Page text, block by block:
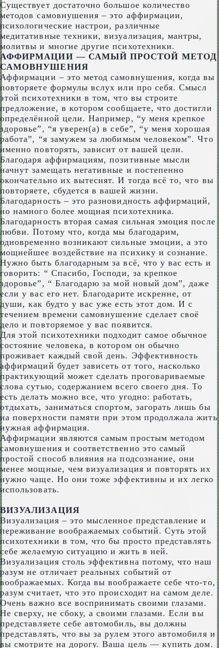
Существует достаточно большое количество
методов самовнушения – это аффирмации,
психологические настрои, различные
медитативные техники, визуализация, мантры,
молитвы и многие другие психотехники.
АФФИРМАЦИИ — САМЫЙ ПРОСТОЙ МЕТОД
САМОВНУШЕНИЯ
Аффирмации – это метод самовнушения, когда вы
повторяете формулы вслух или про себя. Смысл
этой психотехники в том, что вы строите
предложение, в котором сообщаете, что достигли
определённой цели. Например, “у меня крепкое
здоровье”, “я уверен(а) в себе”, “у меня хорошая
работа”, “я замужем за любимым человеком”. Что
именно повторять, зависит от вашей цели.
Благодаря аффирмациям, позитивные мысли
начнут замещать негативные и постепенно
окончательно их вытеснят. И тогда всё то, что вы
повторяете, сбудется в вашей жизни.
Благодарность – это разновидность аффирмаций,
но намного более мощная психотехника.
Благодарность вторая самая сильная эмоция после
любви. Потому что, когда мы благодарим,
одновременно возникают сильные эмоции, а это
мощнейшее воздействие на психику и сознание.
Нужно быть благодарным за всё, что у вас есть и
говорить: “ Спасибо, Господи, за крепкое
здоровье”, “ Благодарю за мой новый дом”, даже
если у вас его нет. Благодарите искренне, от
души, как будто у вас уже есть этот дом. И с
течением времени самовнушение сделает своё
дело и повторяемое у вас появится.
Для этой психотехники подходит самое обычное
состояние человека, в котором он обычно
проживает каждый свой день. Эффективность
аффирмаций будет зависеть от того, насколько
практикующий может сделать проговариваемые
слова сутью, содержанием всего своего дня. То
есть делать можно все, что угодно: работать,
отдыхать, заниматься спортом, загорать лишь бы
на поверхности памяти при этом продолжала жить
нужная аффирмация.
Аффирмации являются самым простым методом
самовнушения и соответственно это самый
простой способ влияния на подсознание, они
менее мощные, чем визуализация и повторять их
нужно чаще. Но они тоже эффективны и их легко
использовать.
ВИЗУАЛИЗАЦИЯ
Визуализация – это мысленное представление и
переживание воображаемых событий. Суть этой
психотехники в том, что бы просто представлять
себе желаемую ситуацию и жить в ней.
Визуализация столь эффективна потому, что наш
разум не отличает реальных событий от
воображаемых. Когда вы воображаете себе что-то,
разум считает, что это происходит на самом деле.
Очень важно все воспринимать своими глазами.
Не сверху, не сбоку, а своими глазами. Если вы
представляете себе автомобиль, вы должны
представлять, что вы за рулем этого автомобиля и
вы смотрите на дорогу. Ваша цель — купить дом.